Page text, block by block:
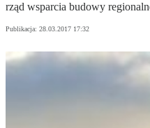
rząd wsparcia budowy
Publikacja: 28.03.2017 17:32